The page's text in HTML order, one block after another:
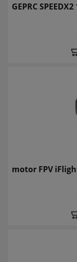
GEPRC
motor FPV